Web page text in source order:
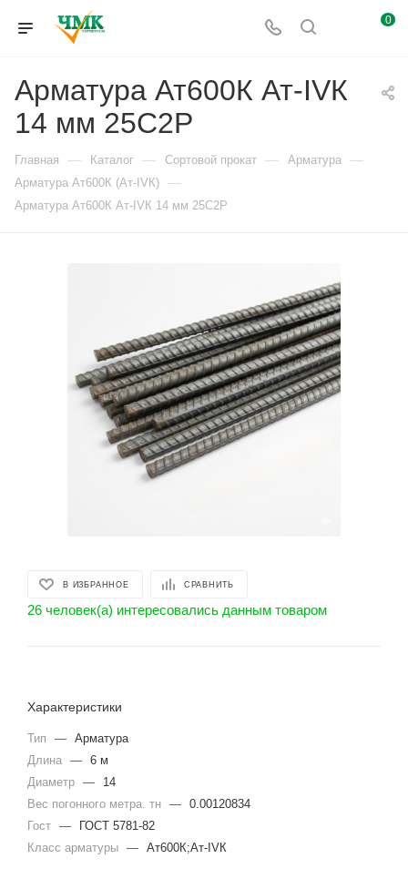
0
Арматура Ат600К Ат-IVК
14 мм 25С2Р
Главная — Каталог — Сортовой прокат — Арматура —
Арматура Ат600К (Ат-IVК) —
Арматура Ат600К Ат-IVК 14 мм 25С2Р
В ИЗБРАННОЕ СРАВНИТЬ
26 человек(а) интересовались данным товаром
Характеристики
Тип — Арматура
Длина — 6 м
Диаметр —
14
Вес погонного метра. тн — 0.00120834
Гост —
ГОСТ 5781-82
Класс арматуры — Ат600К;Ат-IVК